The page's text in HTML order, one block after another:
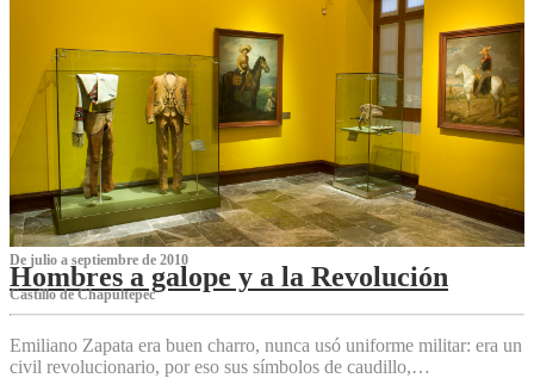
De julio a septiembre de 2010
Hombres a galope y a la Revolución
Castillo de Chapultepec
Emiliano Zapata era buen charro, nunca usó uniforme militar: era un
civil revolucionario, por eso sus símbolos de caudillo,…